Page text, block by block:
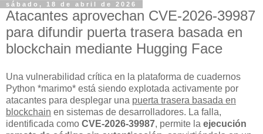
sábado, 18 de abril de 2026
Atacantes aprovechan CVE-2026-39987
para difundir puerta trasera basada en
blockchain mediante Hugging Face
Una vulnerabilidad crítica en la plataforma de cuadernos
Python *marimo* está siendo explotada activamente por
atacantes para desplegar una puerta trasera basada en
blockchain en sistemas de desarrolladores. La falla,
identificada como CVE-2026-39987, permite la ejecución